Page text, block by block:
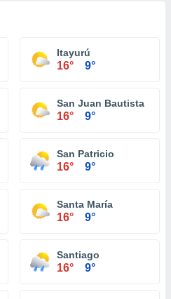
Itayurú
16° 9°
San Juan Bautista
16° 9°
San Patricio
16° 9°
Santa María
16° 9°
Santiago
16° 9°